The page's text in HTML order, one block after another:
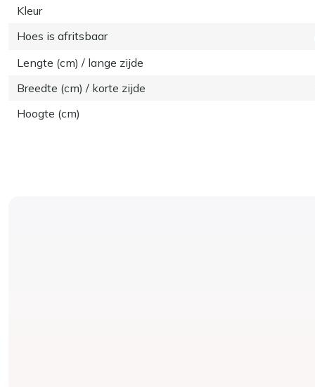
Kleur
Hoes is afritsbaar
Lengte (cm) / lange zijde
Breedte (cm) / korte zijde
Hoogte (cm)